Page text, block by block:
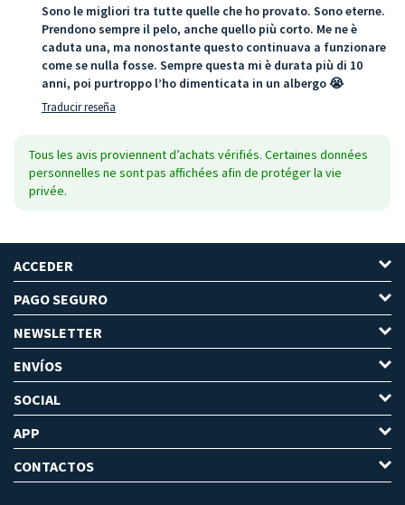
Sono le migliori tra tutte quelle che ho provato. Sono eterne.
Prendono sempre il pelo, anche quello più corto. Me ne è
caduta una, ma nonostante questo continuava a funzionare
come se nulla fosse. Sempre questa mi è durata più di 10
anni, poi purtroppo l’ho dimenticata in un albergo 😭
Traducir reseña
Tous les avis proviennent d’achats vérifiés. Certaines données
personnelles ne sont pas affichées afin de protéger la vie
privée.
ACCEDER
PAGO SEGURO
NEWSLETTER
ENVÍOS
SOCIAL
APP
CONTACTOS